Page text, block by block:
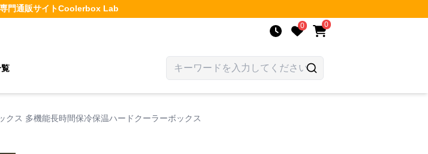
専門通販サイトCoolerbox Lab
0 0
クス 多機能長時間保冷保温ハードクーラーボックス